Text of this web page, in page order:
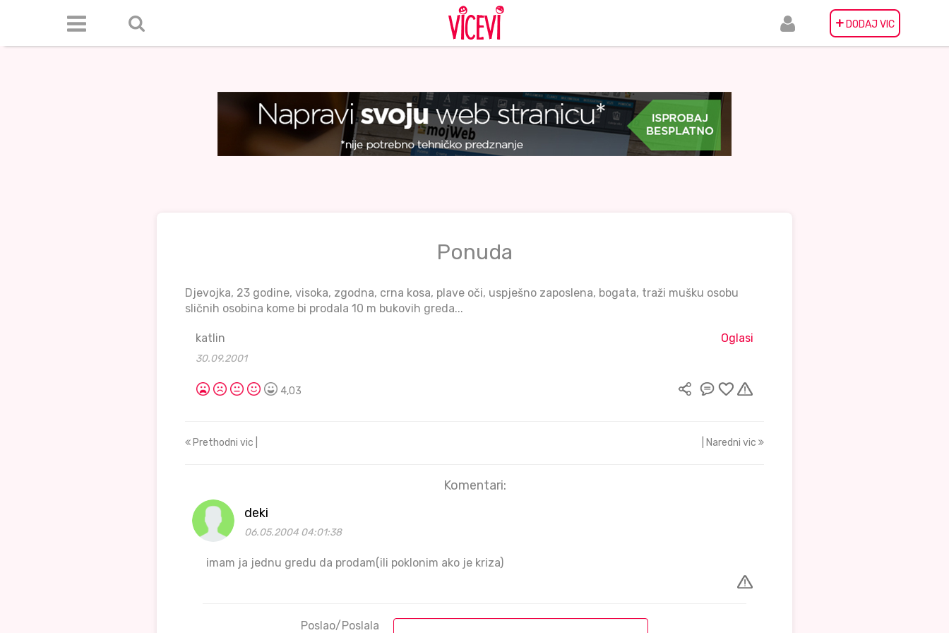
+ DODAJ VIC
Ponuda
Djevojka, 23 godine, visoka, zgodna, crna kosa, plave oči, uspješno zaposlena, bogata, traži mušku osobu
sličnih osobina kome bi prodala 10 m bukovih greda...
katlin
30.09.2001
Oglasi
4,03
Prethodni vic | | Naredni vic
Komentari:
deki
06.05.2004 04:01:38
imam ja jednu gredu da prodam(ili poklonim ako je kriza)
Poslao/Poslala